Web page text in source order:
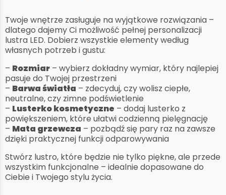
Twoje wnętrze zasługuje na wyjątkowe rozwiązania –
dlatego dajemy Ci możliwość pełnej personalizacji
lustra LED. Dobierz wszystkie elementy według
własnych potrzeb i gustu:
– Rozmiar – wybierz dokładny wymiar, który najlepiej
pasuje do Twojej przestrzeni
– Barwa światła – zdecyduj, czy wolisz ciepłe,
neutralne, czy zimne podświetlenie
– Lusterko kosmetyczne – dodaj lusterko z
powiększeniem, które ułatwi codzienną pielęgnację
– Mata grzewcza – pozbądź się pary raz na zawsze
dzięki praktycznej funkcji odparowywania
Stwórz lustro, które będzie nie tylko piękne, ale przede
wszystkim funkcjonalne – idealnie dopasowane do
Ciebie i Twojego stylu życia.